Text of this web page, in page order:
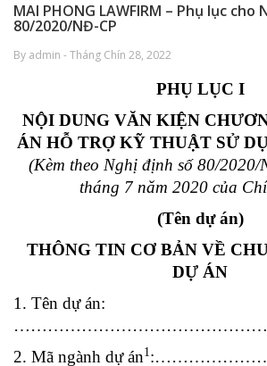
MAI PHONG LAWFIRM – Phụ lục cho
80/2020/NĐ-CP
By admin - Tháng Chín 28, 2022
PHỤ LỤC I
NỘI DUNG VĂN KIỆN
ÁN HỖ TRỢ KỸ THUẬT SỬ
(Kèm theo Nghị định số 80/
tháng 7 năm 2020 của
(Tên dự án)
THÔNG TIN CƠ BẢN VỀ
DỰ ÁN
1. Tên dự án:
2. Mã ngành dự án1